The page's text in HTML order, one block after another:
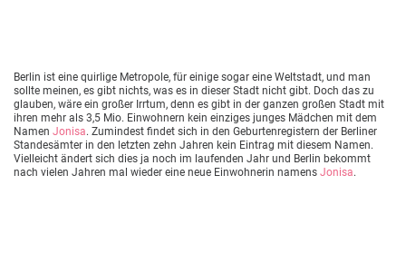
Berlin ist eine quirlige Metropole, für einige sogar eine Weltstadt, und man
sollte meinen, es gibt nichts, was es in dieser Stadt nicht gibt. Doch das zu
glauben, wäre ein großer Irrtum, denn es gibt in der ganzen großen Stadt mit
ihren mehr als 3,5 Mio. Einwohnern kein einziges junges Mädchen mit dem
Namen Jonisa. Zumindest findet sich in den Geburtenregistern der Berliner
Standesämter in den letzten zehn Jahren kein Eintrag mit diesem Namen.
Vielleicht ändert sich dies ja noch im laufenden Jahr und Berlin bekommt
nach vielen Jahren mal wieder eine neue Einwohnerin namens Jonisa.